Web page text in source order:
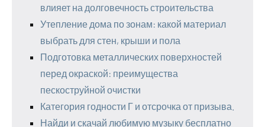
влияет на долговечность строительства
Утепление дома по зонам: какой материал
выбрать для стен, крыши и пола
Подготовка металлических поверхностей
перед окраской: преимущества
пескоструйной очистки
Категория годности Г и отсрочка от призыва.
Найди и скачай любимую музыку бесплатно